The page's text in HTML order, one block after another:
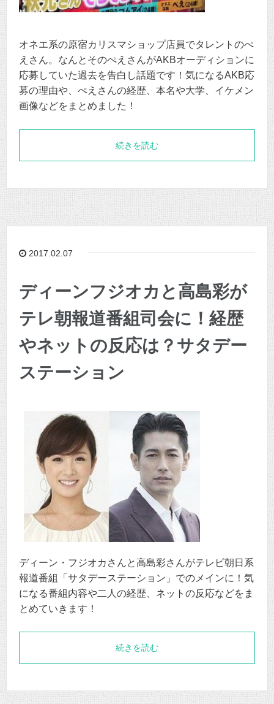
オネエ系の原宿カリスマショップ店員でタレントのぺ
えさん。なんとそのぺえさんがAKBオーディションに
応募していた過去を告白し話題です！気になるAKB応
募の理由や、ぺえさんの経歴、本名や大学、イケメン
画像などをまとめました！
続きを読む
2017.02.07
ディーンフジオカと高島彩が
テレ朝報道番組司会に！経歴
やネットの反応は？サタデー
ステーション
ディーン・フジオカさんと高島彩さんがテレビ朝日系
報道番組「サタデーステーション」でのメインに！気
になる番組内容や二人の経歴、ネットの反応などをま
とめていきます！
続きを読む